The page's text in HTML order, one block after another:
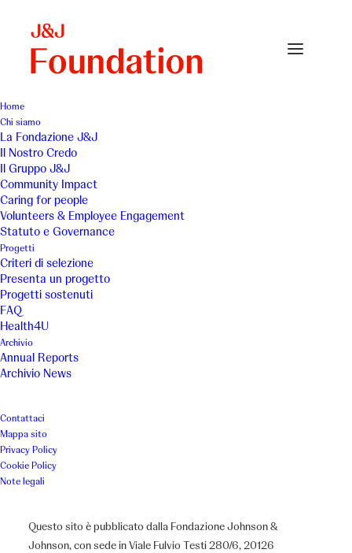
Home
Chi siamo
La Fondazione J&J
Il Nostro Credo
Il Gruppo J&J
Community Impact
Caring for people
Volunteers & Employee Engagement
Statuto e Governance
Progetti
Criteri di selezione
Presenta un progetto
Progetti sostenuti
FAQ
Health4U
Archivio
Annual Reports
Archivio News
Contattaci
Mappa sito
Privacy Policy
Cookie Policy
Note legali
Questo sito è pubblicato dalla Fondazione Johnson &
Johnson, con sede in Viale Fulvio Testi 280/6, 20126
Associazione Locanda
del Samaritano ODV - Il
Locandiere: Casa per
Ferie nel centro di
La Casa “Il Locandiere” offre
una possibilità di lavoro,
autonomia e integrazione.
Luogo Anno